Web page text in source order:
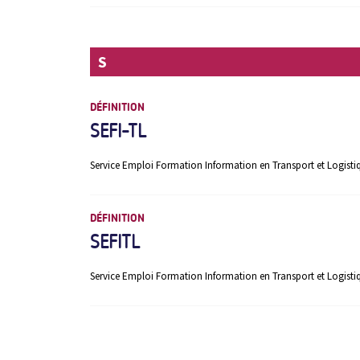
S
DÉFINITION
SEFI-TL
Service Emploi Formation Information en Transport et
DÉFINITION
SEFITL
Service Emploi Formation Information en Transport et